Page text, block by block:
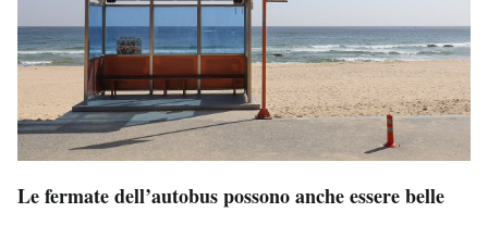
Le fermate dell’autobus possono anche essere belle